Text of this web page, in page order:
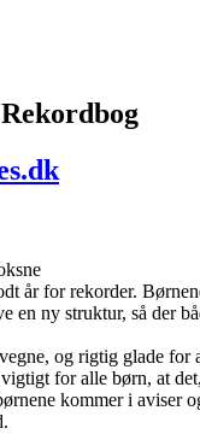
år for rekorder.
en ny struktur, så der
og rigtig glade for
for alle børn, at
kommer i aviser